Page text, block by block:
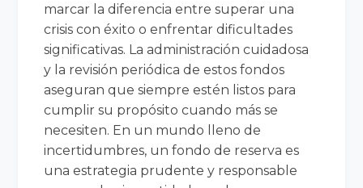
marcar la diferencia entre superar una
crisis con éxito o enfrentar dificultades
significativas. La administración cuidadosa
y la revisión periódica de estos fondos
aseguran que siempre estén listos para
cumplir su propósito cuando más se
necesiten. En un mundo lleno de
incertidumbres, un fondo de reserva es
una estrategia prudente y responsable